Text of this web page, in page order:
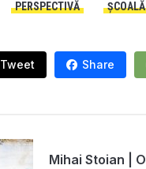
PERSPECTIVĂ ȘCOALĂ
Tweet Share
Mihai Stoian | O